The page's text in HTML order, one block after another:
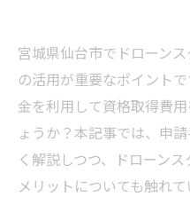
宮城県仙台市でドローン
の活用が重要なポイント
金を利用して資格取得費
ょうか？本記事では、申
く解説しつつ、ドローン
メリットについても触れ